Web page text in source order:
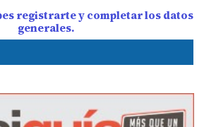
registrarte y completar los datos
generales.